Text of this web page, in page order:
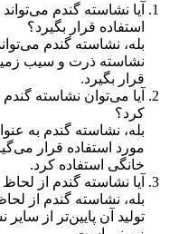
آیا نشاسته گندم
استفاده قرار بگیرد؟
بله، نشاسته گندم
نشاسته ذرت و سیب
قرار بگیرد.
آیا می‌توان نشاسته
کرد؟
بله، نشاسته گندم به
مورد استفاده قرار
خانگی استفاده کرد.
آیا نشاسته گندم از
بله، نشاسته گندم از
تولید آن پایین‌تر از